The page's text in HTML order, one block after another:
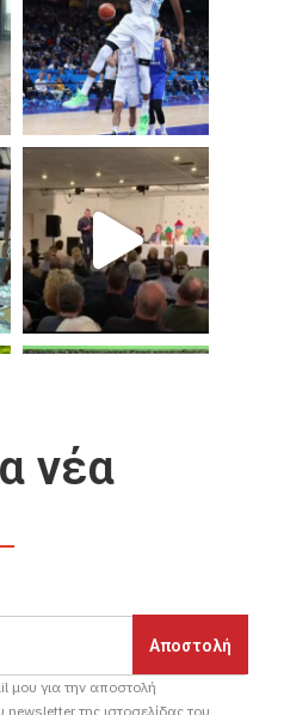
νέα
μου για την αποστολή
της ιστοσελίδας του